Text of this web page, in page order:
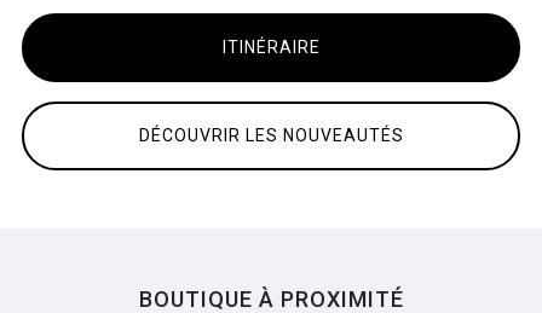
DÉCOUVRIR LES NOUVEAUTÉS
ITINÉRAIRE
BOUTIQUE À PROXIMITÉ